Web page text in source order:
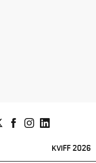
KVIFF 2026